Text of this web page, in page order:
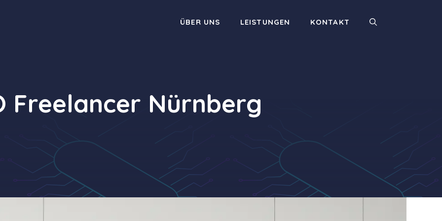
ÜBER UNS LEISTUNGEN KONTAKT
Freelancer Nürnberg